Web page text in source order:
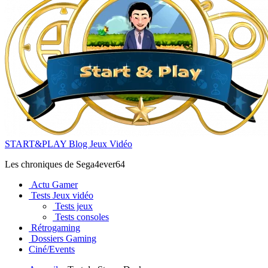
START&PLAY Blog Jeux Vidéo
Les chroniques de Sega4ever64
Actu Gamer
Tests Jeux vidéo
Tests jeux
Tests consoles
Rétrogaming
Dossiers Gaming
Ciné/Events